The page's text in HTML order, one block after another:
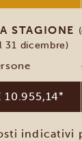
STAGIONE
31 dicembre)
10.955,14*
indicativi